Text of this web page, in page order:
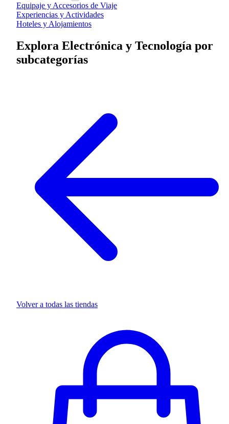
Equipaje y Accesorios de Viaje
Experiencias y Actividades
Hoteles y Alojamientos
Explora Electrónica y Tecnología por
subcategorías
Volver a todas las tiendas